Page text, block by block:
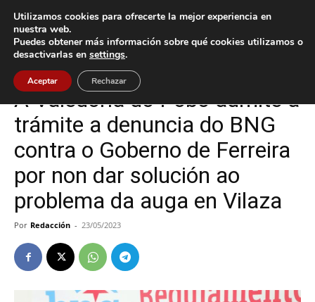
Inicio Gondomar
Gondomar Política
A Valedoría do Pobo admite a
trámite a denuncia do BNG
contra o Goberno de Ferreira
por non dar solución ao
problema da auga en Vilaza
Por Redacción - 23/05/2023
Utilizamos cookies para ofrecerte la mejor experiencia en
nuestra web.
Puedes obtener más información sobre qué cookies utilizamos o
desactivarlas en settings.
Aceptar Rechazar